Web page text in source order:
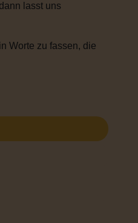
lasst uns
Worte zu fassen, die